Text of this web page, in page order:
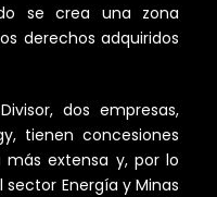
se crea una zona
derechos adquiridos
dos empresas,
tienen concesiones
más extensa y, por lo
Energía y Minas